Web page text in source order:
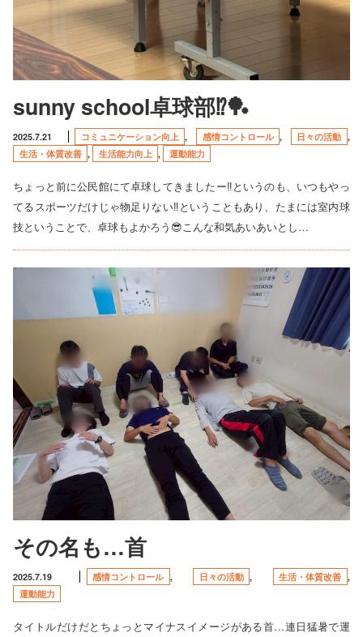
sunny school卓球部⁉️🏓
2025.7.21 コミュニケーション向上 , 感情コントロール , 日々の活動 ,
生活・体質改善 , 生活能力向上 , 運動能力
ちょっと前に公民館にて卓球してきましたー‼️というのも、いつもやっ
てるスポーツだけじゃ物足りない‼️ということもあり、たまには室内球
技ということで、卓球もよかろう😎こんな和気あいあいとし…
その名も…首
2025.7.19 感情コントロール , 日々の活動 , 生活・体質改善 ,
運動能力
タイトルだけだとちょっとマイナスイメージがある首…連日猛暑で運